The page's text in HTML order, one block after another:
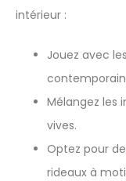
intérieur :
Jouez avec
Mélangez les
vives.
Optez pour
rideaux à